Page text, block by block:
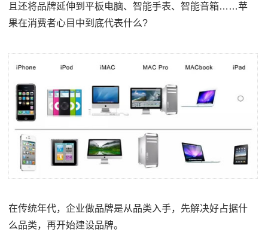
且还将品牌延伸到平板电脑、智能手表、智能音箱……苹
果在消费者心目中到底代表什么?
在传统年代，企业做品牌是从品类入手，先解决好占据什
么品类，再开始建设品牌。